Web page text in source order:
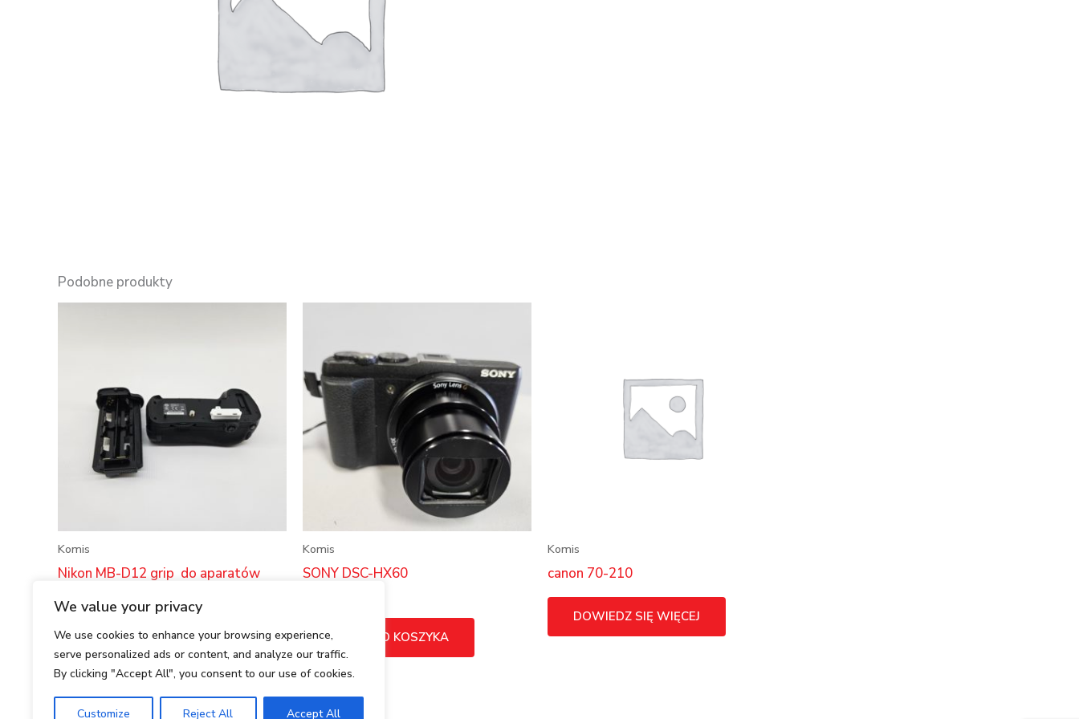
We value your privacy
We use cookies to enhance your browsing experience,
serve personalized ads or content, and analyze our traffic.
By clicking "Accept All", you consent to our use of cookies.
Customize Reject All Accept All
Podobne produkty
Komis
Nikon MB-D12 grip do aparatów
DODAJ DO KOSZYKA
Komis
SONY DSC-HX60
DODAJ DO KOSZYKA
Komis
canon 70-210
DOWIEDZ SIĘ WIĘCEJ